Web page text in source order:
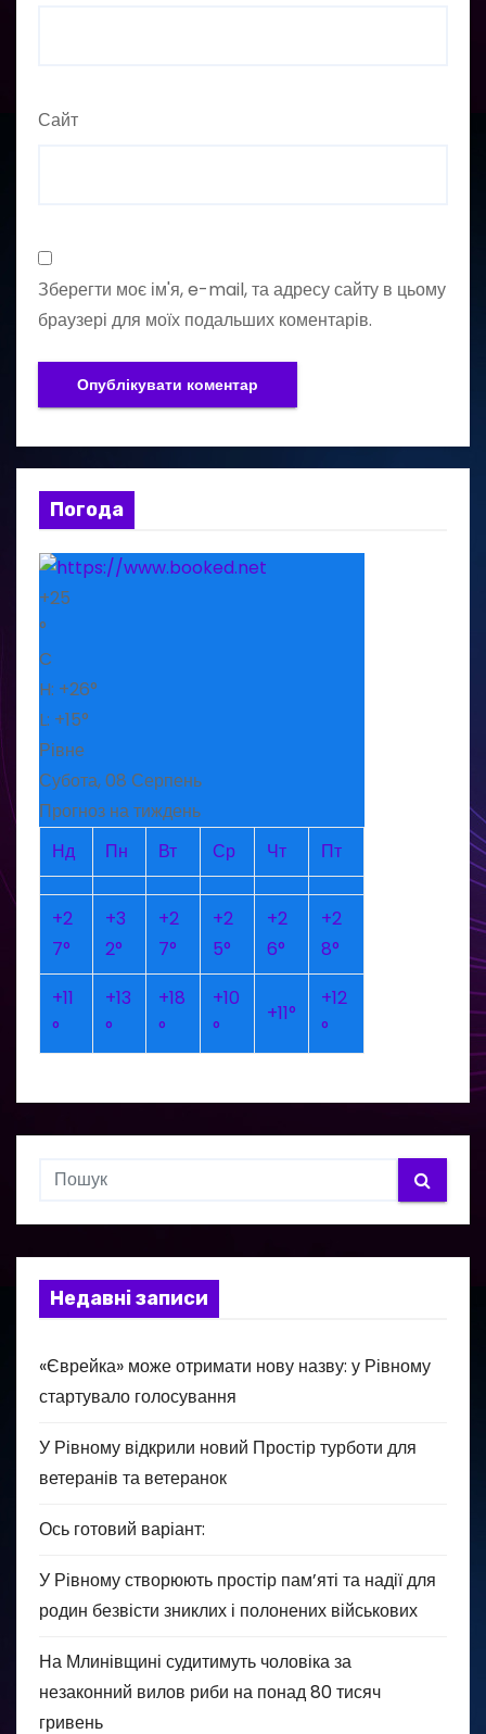
Сайт
Зберегти моє ім'я, e-mail, та адресу сайту в цьому
браузері для моїх подальших коментарів.
Погода
+25
°
C
H: +26°
L: +15°
Рівне
Субота, 08 Серпень
Прогноз на тиждень
Нд
Пн Вт Ср Чт Пт
+2
7°
+3
2°
+2
7°
+2
5°
+2
6°
+2
8°
+11
°
+13
°
+18
°
+10
°
+11°
+12
°
Недавні записи
«Єврейка» може отримати нову назву: у Рівному
стартувало голосування
У Рівному відкрили новий Простір турботи для
ветеранів та ветеранок
Ось готовий варіант:
У Рівному створюють простір пам’яті та надії для
родин безвісти зниклих і полонених військових
На Млинівщині судитимуть чоловіка за
незаконний вилов риби на понад 80 тисяч
гривень